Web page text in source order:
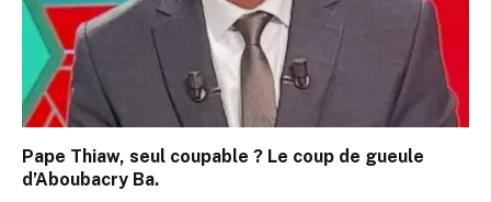
Pape Thiaw, seul coupable ? Le coup de gueule
d’Aboubacry Ba.